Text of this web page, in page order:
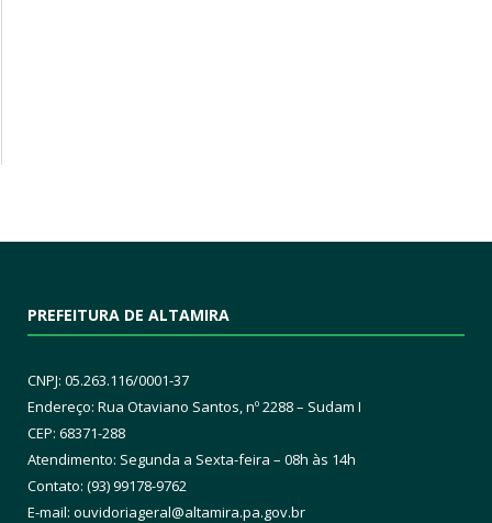
PREFEITURA DE ALTAMIRA
CNPJ: 05.263.116/0001-37
Endereço: Rua Otaviano Santos, nº 2288 – Sudam I
CEP: 68371-288
Atendimento: Segunda a Sexta-feira – 08h às 14h
Contato: (93) 99178-9762
E-mail: ouvidoriageral@altamira.pa.gov.br